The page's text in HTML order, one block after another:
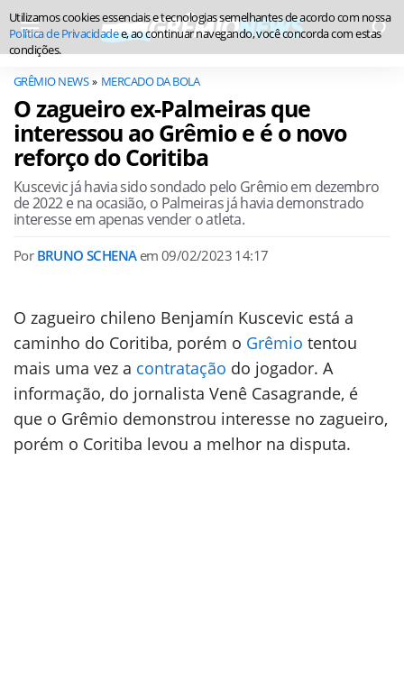
GRÊMIO NEWS MERCADO DA BOLA
O zagueiro ex-Palmeiras que
interessou ao Grêmio e é o novo
reforço do Coritiba
Kuscevic já havia sido sondado pelo Grêmio em dezembro
de 2022 e na ocasião, o Palmeiras já havia demonstrado
interesse em apenas vender o atleta.
Por BRUNO SCHENAem09/02/2023 14:17
O zagueiro chileno Benjamín Kuscevic está a
caminho do Coritiba, porém o Grêmio tentou
mais uma vez a contratação do jogador. A
informação, do jornalista Venê Casagrande, é
que o Grêmio demonstrou interesse no zagueiro,
porém o Coritiba levou a melhor na disputa.
Utilizamos cookies essenciais e tecnologias semelhantes de acordo com nossa
Política de Privacidadee, ao continuar navegando, você concorda com estas
condições.